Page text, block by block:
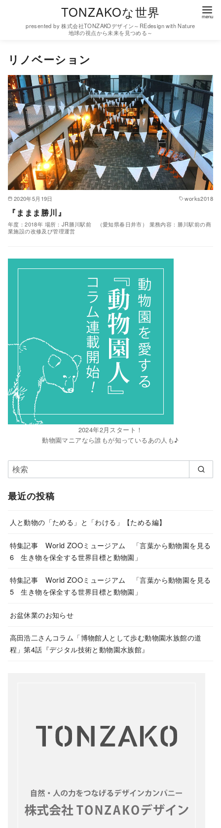
TONZAKOな世界
presented by 株式会社TONZAKOデザイン～REdesign with Nature
地球の視点から未来を見つめる～
リノベーション
2020年5月19日 works2018
『ままま勝川』
年度：2018年 場所：JR勝川駅前 （愛知県春日井市） 業務内容：勝川駅前の商
業施設の改修及び管理運営
2024年2月スタート！
動物園マニアなら誰もが知っているあの人も♪
最近の投稿
人と動物の「ためる」と「わける」【ためる編】
特集記事 World ZOOミュージアム 「言葉から動物園を見る
6 生き物を保全する世界目標と動物園」
特集記事 World ZOOミュージアム 「言葉から動物園を見る
5 生き物を保全する世界目標と動物園」
お盆休業のお知らせ
高田浩二さんコラム「博物館人として歩む動物園水族館の道
程」第4話『デジタル技術と動物園水族館』